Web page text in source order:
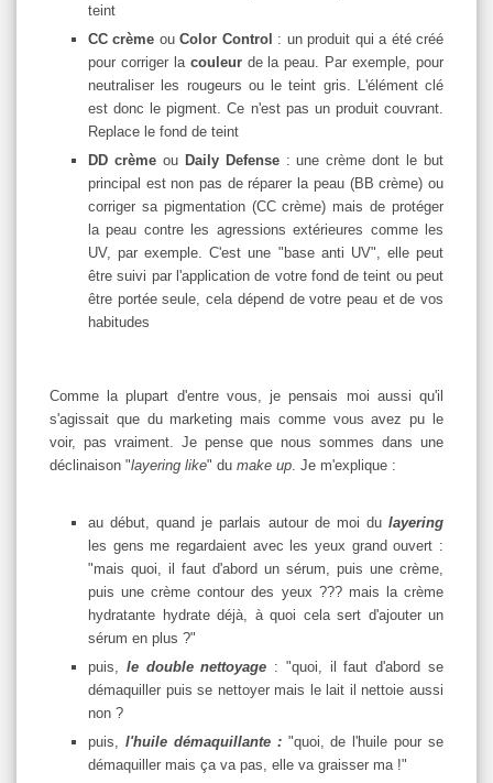
teint
CC crème ouColor Control : un produit qui a été créé
pour corriger la couleurde la peau. Par exemple, pour
neutraliser les rougeurs ou le teint gris. L'élément clé
est donc le pigment. Ce n'est pas un produit couvrant.
Replace le fond de teint
DD crème ou Daily Defense : une crème dont le but
principal est non pas de réparer la peau (BB crème) ou
corriger sa pigmentation (CC crème) mais de protéger
la peau contre les agressions extérieures comme les
UV, par exemple. C'est une "base anti UV", elle peut
être suivi par l'application de votre fond de teint ou peut
être portée seule, cela dépend de votre peau et de vos
habitudes
Comme la plupart d'entre vous, je pensais moi aussi qu'il
s'agissait que du marketing mais comme vous avez pu le
voir, pas vraiment. Je pense que nous sommes dans une
déclinaison "layering like" du make up . Je m'explique :
au début, quand je parlais autour de moi du layering
les gens me regardaient avec les yeux grand ouvert :
"mais quoi, il faut d'abord un sérum, puis une crème,
puis une crème contour des yeux ??? mais la crème
hydratante hydrate déjà, à quoi cela sert d'ajouter un
sérum en plus ?"
puis, le double nettoyage : "quoi, il faut d'abord se
démaquiller puis se nettoyer mais le lait il nettoie aussi
non ?
puis, l'huile démaquillante: "quoi, de l'huile pour se
démaquiller mais ça va pas, elle va graisser ma !"